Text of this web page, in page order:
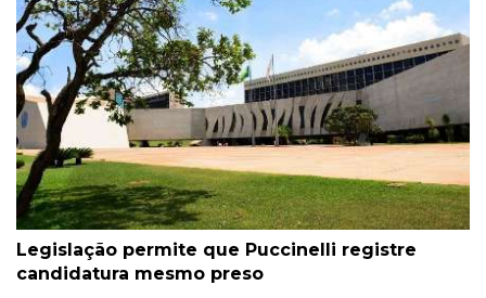
Legislação permite que Puccinelli registre
candidatura mesmo preso